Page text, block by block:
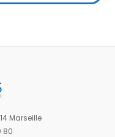
Marseille
80